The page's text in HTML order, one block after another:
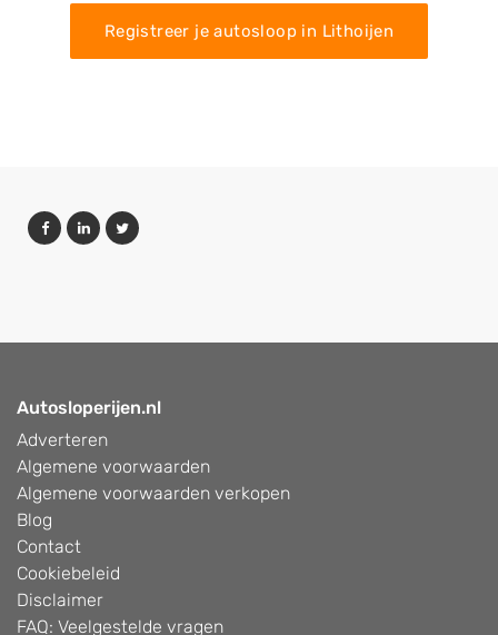
Registreer je autosloop in Lithoijen
Autosloperijen.nl
Adverteren
Algemene voorwaarden
Algemene voorwaarden verkopen
Blog
Contact
Cookiebeleid
Disclaimer
FAQ: Veelgestelde vragen